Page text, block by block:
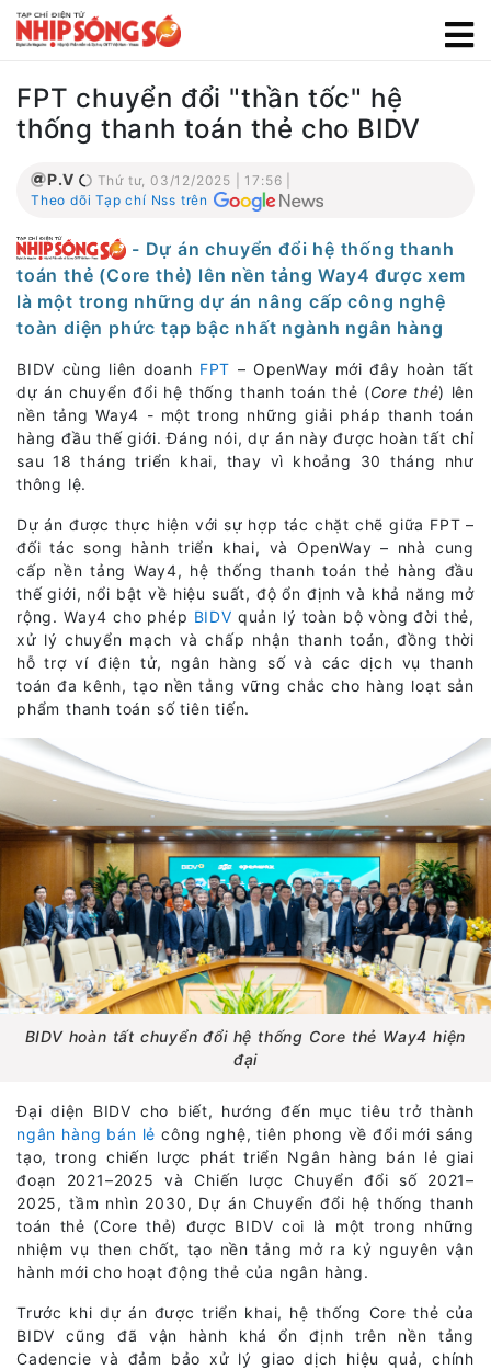
FPT chuyển đổi "thần tốc" hệ
thống thanh toán thẻ cho BIDV
P.V
Thứ tư, 03/12/2025 | 17:56 |
Theo dõi Tạp chí Nss trên
- Dự án chuyển đổi hệ thống thanh
toán thẻ (Core thẻ) lên nền tảng Way4 được xem
là một trong những dự án nâng cấp công nghệ
toàn diện phức tạp bậc nhất ngành ngân hàng
BIDV cùng liên doanh FPT – OpenWay mới đây hoàn tất
dự án chuyển đổi hệ thống thanh toán thẻ (Core thẻ) lên
nền tảng Way4 - một trong những giải pháp thanh toán
hàng đầu thế giới. Đáng nói, dự án này được hoàn tất chỉ
sau 18 tháng triển khai, thay vì khoảng 30 tháng như
thông lệ.
Dự án được thực hiện với sự hợp tác chặt chẽ giữa FPT –
đối tác song hành triển khai, và OpenWay – nhà cung
cấp nền tảng Way4, hệ thống thanh toán thẻ hàng đầu
thế giới, nổi bật về hiệu suất, độ ổn định và khả năng mở
rộng. Way4 cho phép BIDV quản lý toàn bộ vòng đời thẻ,
xử lý chuyển mạch và chấp nhận thanh toán, đồng thời
hỗ trợ ví điện tử, ngân hàng số và các dịch vụ thanh
toán đa kênh, tạo nền tảng vững chắc cho hàng loạt sản
phẩm thanh toán số tiên tiến.
BIDV hoàn tất chuyển đổi hệ thống Core thẻ Way4 hiện
đại
Đại diện BIDV cho biết, hướng đến mục tiêu trở thành
ngân hàng bán lẻ công nghệ, tiên phong về đổi mới sáng
tạo, trong chiến lược phát triển Ngân hàng bán lẻ giai
đoạn 2021–2025 và Chiến lược Chuyển đổi số 2021–
2025, tầm nhìn 2030, Dự án Chuyển đổi hệ thống thanh
toán thẻ (Core thẻ) được BIDV coi là một trong những
nhiệm vụ then chốt, tạo nền tảng mở ra kỷ nguyên vận
hành mới cho hoạt động thẻ của ngân hàng.
Trước khi dự án được triển khai, hệ thống Core thẻ của
BIDV cũng đã vận hành khá ổn định trên nền tảng
Cadencie và đảm bảo xử lý giao dịch hiệu quả, chính